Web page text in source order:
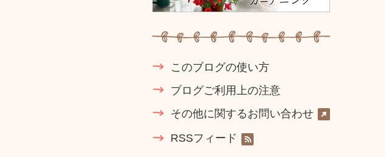
このブログの使い方
ブログご利用上の注意
その他に関するお問い合わせ
RSSフィード